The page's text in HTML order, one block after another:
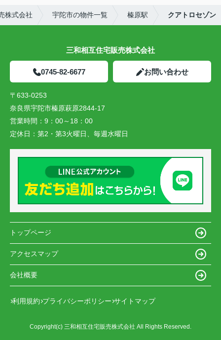
株式会社 宇陀市の物件一覧 榛原駅 クアトロセゾン
三和相互住宅販売株式会社
0745-82-6677 お問い合わせ
〒633-0253
奈良県宇陀市榛原萩原2844-17
営業時間： 9：00～18：00
定休日： 第2・第3火曜日、毎週水曜日
トップページ
アクセスマップ
会社概要
利用規約 プライバシーポリシー サイトマップ
Copyright(c) 三和相互住宅販売株式会社 All Rights Reserved.